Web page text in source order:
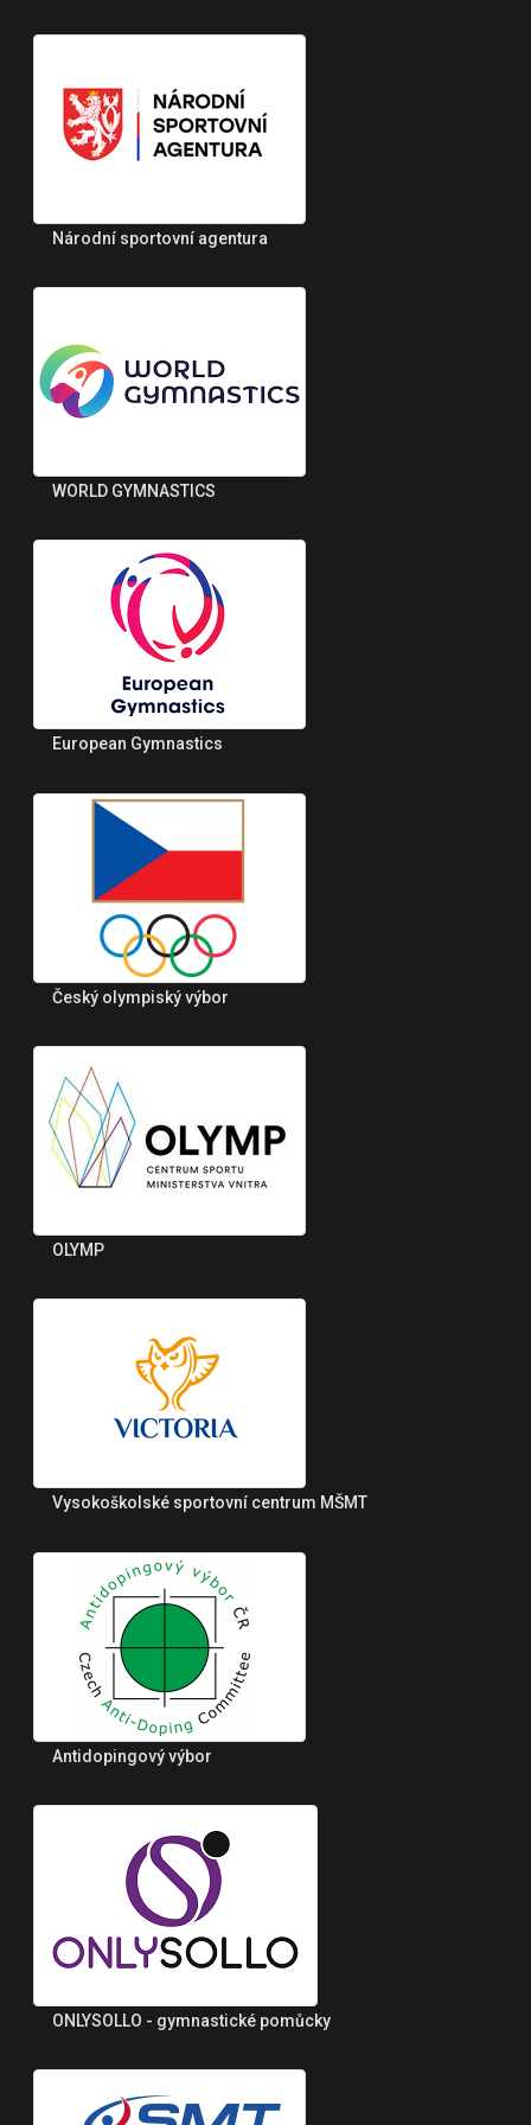
Národní sportovní agentura
WORLD GYMNASTICS
European Gymnastics
Český olympiský výbor
OLYMP
Vysokoškolské sportovní centrum MŠMT
Antidopingový výbor
ONLYSOLLO - gymnastické pomůcky